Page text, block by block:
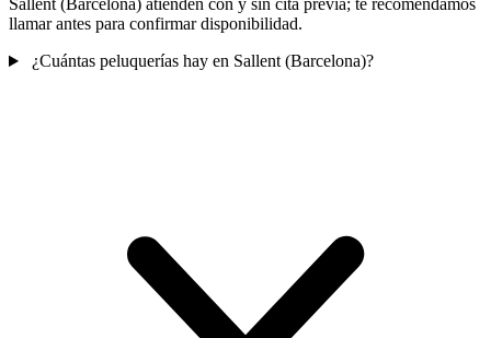
Sallent (Barcelona) atienden con y sin cita previa; te recomendamos
llamar antes para confirmar disponibilidad.
¿Cuántas peluquerías hay en Sallent (Barcelona)?